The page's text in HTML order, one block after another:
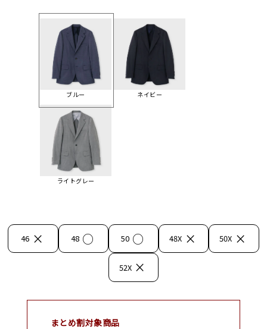
ブルー ネイビー
ライトグレー
46 × 48 ○ 50 ○ 48X × 50X ×
52X ×
まとめ割対象商品